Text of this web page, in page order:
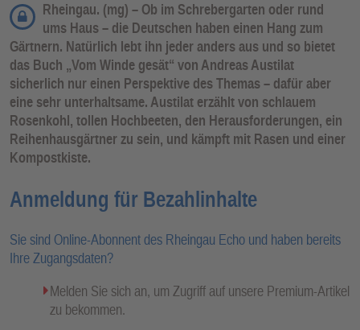
Rheingau. (mg) – Ob im Schrebergarten oder rund
ums Haus – die Deutschen haben einen Hang zum
Gärtnern. Natürlich lebt ihn jeder anders aus und so bietet
das Buch „Vom Winde gesät“ von Andreas Austilat
sicherlich nur einen Perspektive des Themas – dafür aber
eine sehr unterhaltsame. Austilat erzählt von schlauem
Rosenkohl, tollen Hochbeeten, den Herausforderungen, ein
Reihenhausgärtner zu sein, und kämpft mit Rasen und einer
Kompostkiste.
Anmeldung für Bezahlinhalte
Sie sind Online-Abonnent des Rheingau Echo und haben bereits
Ihre Zugangsdaten?
Melden Sie sich an, um Zugriff auf unsere Premium-Artikel
zu bekommen.